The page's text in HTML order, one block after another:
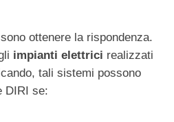
ottenere la rispondenza.
impianti elettrici realizzati
tali sistemi possono
DIRI se: